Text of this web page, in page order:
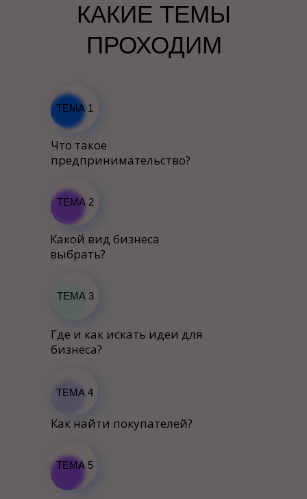
КАКИЕ ТЕМЫ
ПРОХОДИМ
ТЕМА 4
ТЕМА 1
ТЕМА 2
ТЕМА 3
ТЕМА 5
Как найти покупателей?
Что такое
предпринимательство?
Какой вид бизнеса
выбрать?
Где и как искать идеи для
бизнеса?